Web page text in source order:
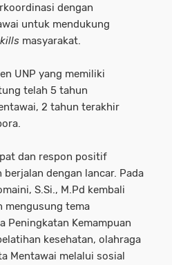
dengan
untuk mendukung
masyarakat.
UNP yang memiliki
telah 5 tahun
2 tahun terakhir
dan respon positif
dengan lancar. Pada
S.Si., M.Pd kembali
mengusung tema
Peningkatan Kemampuan
kesehatan, olahraga
Mentawai melalui sosial